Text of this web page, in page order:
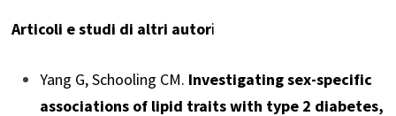
Articoli e studi di altri autori
Yang G, Schooling CM. Investigating sex-specific
associations of lipid traits with type 2 diabetes,